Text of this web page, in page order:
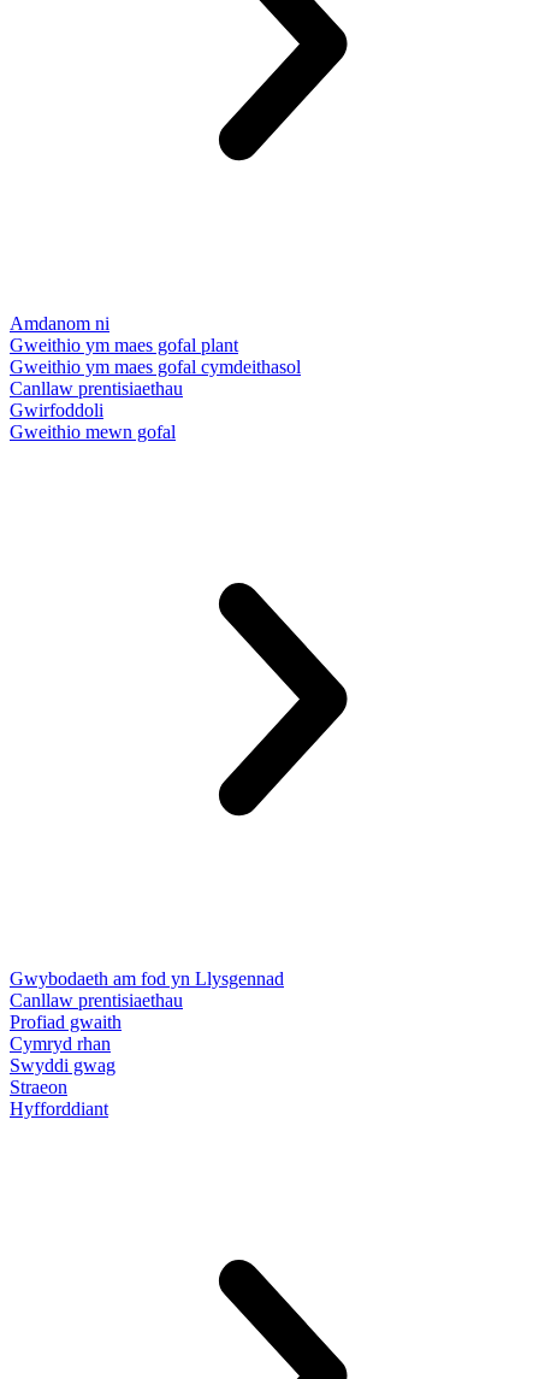
Amdanom ni
Gweithio ym maes gofal plant
Gweithio ym maes gofal cymdeithasol
Canllaw prentisiaethau
Gwirfoddoli
Gweithio mewn gofal
Gwybodaeth am fod yn Llysgennad
Canllaw prentisiaethau
Profiad gwaith
Cymryd rhan
Swyddi gwag
Straeon
Hyfforddiant